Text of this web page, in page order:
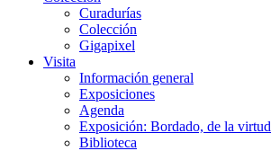
Curadurías
Colección
Gigapixel
Visita
Información general
Exposiciones
Agenda
Exposición: Bordado, de la virtud
Biblioteca